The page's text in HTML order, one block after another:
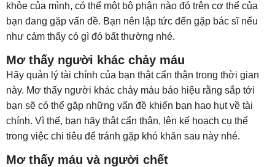
khỏe của mình, có thể một bộ phận nào đó trên cơ thể của
bạn đang gặp vấn đề. Bạn nên lập tức đến gặp bác sĩ nếu
như cảm thấy có gì đó bất thường nhé.
Mơ thấy người khác chảy máu
Hãy quản lý tài chính của bạn thật cẩn thận trong thời gian
này. Mơ thấy người khác chảy máu báo hiệu rằng sắp tới
bạn sẽ có thể gặp những vấn đề khiến bạn hao hụt về tài
chính. Vì thế, bạn hãy thật cẩn thận, lên kế hoạch cụ thể
trong việc chi tiêu để tránh gặp khó khăn sau này nhé.
Mơ thấy máu và người chết